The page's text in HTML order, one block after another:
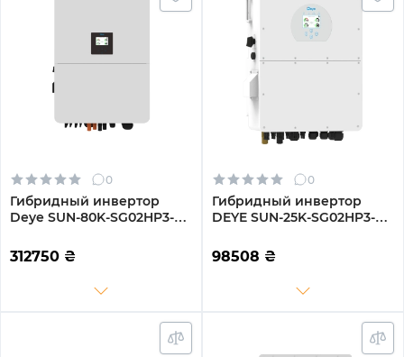
0
Гибридный инвертор
Deye SUN-80K-SG02HP3-
MPPT Wi-Fi 220/380V
Трехфазный
312750 ₴
0
Гибридный инвертор
DEYE SUN-25K-SG02HP3-EU
Wi-Fi 220/380V
Трехфазный
98508 ₴